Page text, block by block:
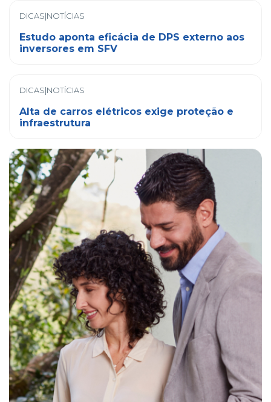
DICAS|NOTÍCIAS
Estudo aponta eficácia de DPS externo aos
inversores em SFV
DICAS|NOTÍCIAS
Alta de carros elétricos exige proteção e
infraestrutura